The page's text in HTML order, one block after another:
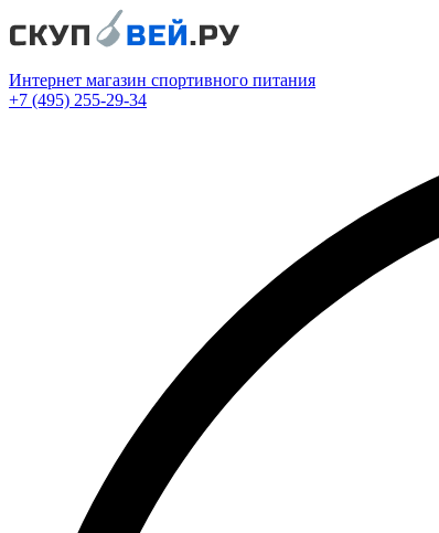
Интернет магазин спортивного питания
+7 (495) 255-29-34